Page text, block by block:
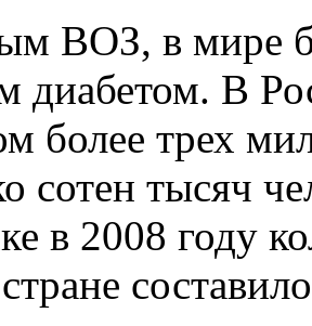
ВОЗ, в мире
диабетом. В
более трех
сотен тысяч
в 2008 году